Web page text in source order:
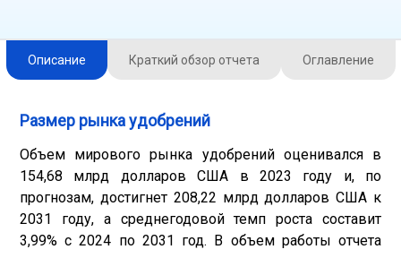
Описание Краткий обзор отчета Оглавление
Размер рынка удобрений
Объем мирового рынка удобрений оценивался в
154,68 млрд долларов США в 2023 году и, по
прогнозам, достигнет 208,22 млрд долларов США к
2031 году, а среднегодовой темп роста составит
3,99% с 2024 по 2031 год. В объем работы отчета